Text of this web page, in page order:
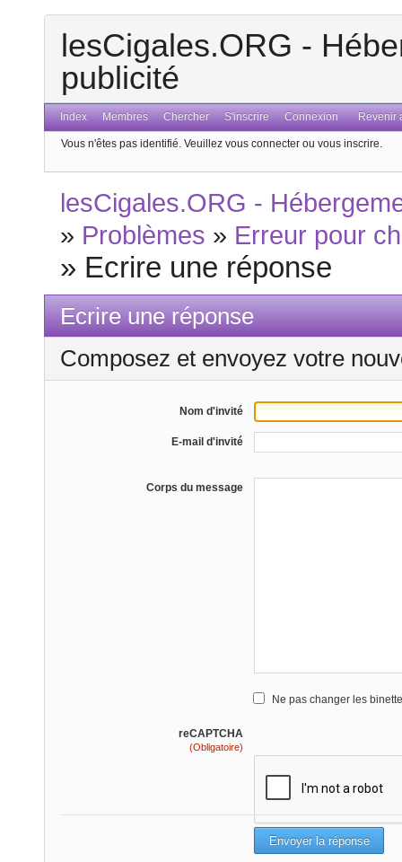
lesCigales.ORG -
publicité
Index Membres Chercher S'inscrire Connexion Revenir
Vous n'êtes pas identifié. Veuillez vous connecter ou vous inscrire.
lesCigales.ORG -
» Problèmes » Erreur pour
» Ecrire une réponse
Ecrire une réponse
Composez et envoyez votre
Nom d'invité
E-mail d'invité
Corps du message
Ne pas changer les
reCAPTCHA
(Obligatoire)